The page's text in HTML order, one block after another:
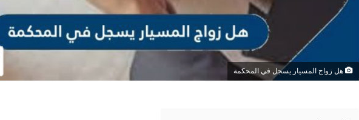
هل زواج المسيار يسجل في المحكمة